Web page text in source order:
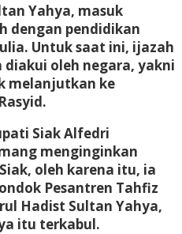
Yahya, masuk
dengan pendidikan
Untuk saat ini, ijazah
diakui oleh negara, yakni
melanjutkan ke
Siak Alfedri
menginginkan
oleh karena itu, ia
Pesantren Tahfiz
Hadist Sultan Yahya,
itu terkabul.